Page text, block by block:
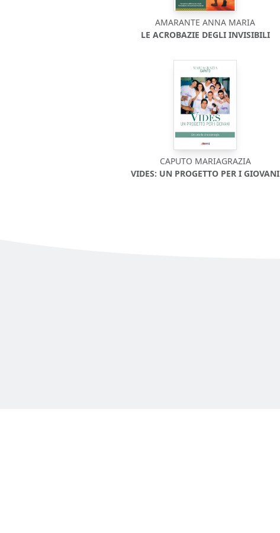
AMARANTE ANNA MARIA
LE ACROBAZIE DEGLI INVISIBILI
CAPUTO MARIAGRAZIA
VIDES: UN PROGETTO PER I GIOVANI